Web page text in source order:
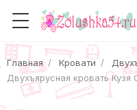
Главная Кровати
Двухъярусная кровать